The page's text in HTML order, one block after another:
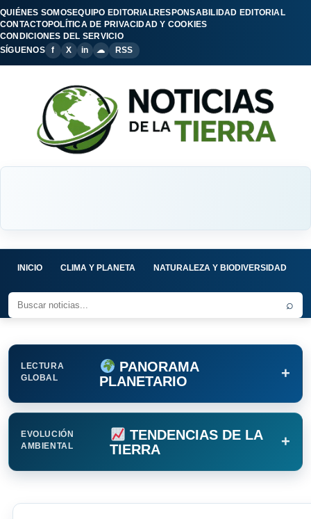
QUIÉNES SOMOSEQUIPO EDITORIALRESPONSABILIDAD EDITORIAL
CONTACTOPOLÍTICA DE PRIVACIDAD Y COOKIES
CONDICIONES DEL SERVICIO
SÍGUENOS
f X in ☁ RSS
INICIO CLIMA Y PLANETA NATURALEZA Y BIODIVERSIDAD
⌕
LECTURA
GLOBAL
PANORAMA
PLANETARIO
+
EVOLUCIÓN
AMBIENTAL
TENDENCIAS DE LA
TIERRA
+